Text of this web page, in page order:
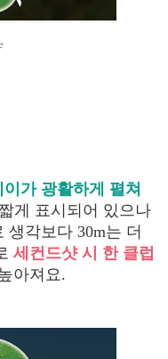
가 광활하게 펼쳐
게 표시되어 있으나
각보다 30m는 더
세컨드샷 시 한 클럽
아져요.